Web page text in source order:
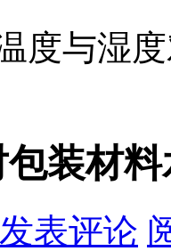
度与湿
装材
发表评论